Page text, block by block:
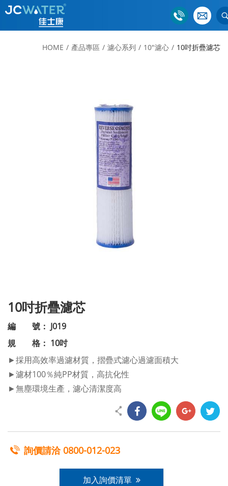
HOME 產品專區 濾心系列 10"濾心 10吋折疊濾芯
10吋折疊濾芯
編 號： J019
規 格： 10吋
►採用高效率過濾材質，摺疊式濾心過濾面積大
►濾材100％純PP材質，高抗化性
►無塵環境生產，濾心清潔度高
詢價請洽 0800-012-023
加入詢價清單